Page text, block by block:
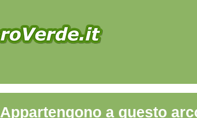
Appartengono a questo